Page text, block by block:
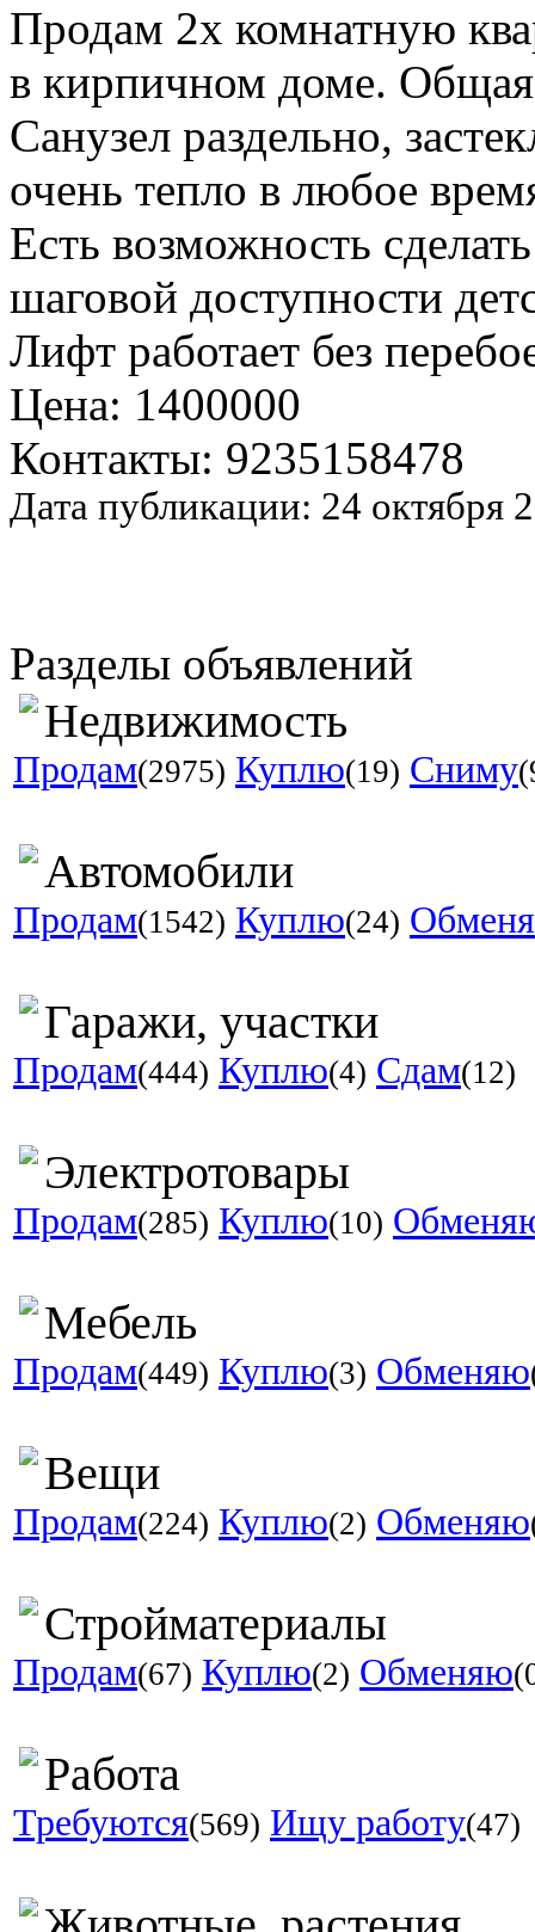
Продам 2х комнатную
в кирпичном доме.
Санузел раздельно,
очень тепло в любое
Есть возможность
шаговой доступности
Лифт работает без
Цена: 1400000
Контакты: 9235158478
Дата публикации: 24 октября
Разделы объявлений
Недвижимость
Продам(2975) Куплю(19) Сниму
Автомобили
Продам(1542) Куплю(24)
Гаражи, участки
Продам(444) Куплю(4) Сдам(12)
Электротовары
Продам(285) Куплю(10)
Мебель
Продам(449) Куплю(3) Обменяю
Вещи
Продам(224) Куплю(2) Обменяю
Стройматериалы
Продам(67) Куплю(2) Обменяю
Работа
Требуются(569) Ищу работу(47)